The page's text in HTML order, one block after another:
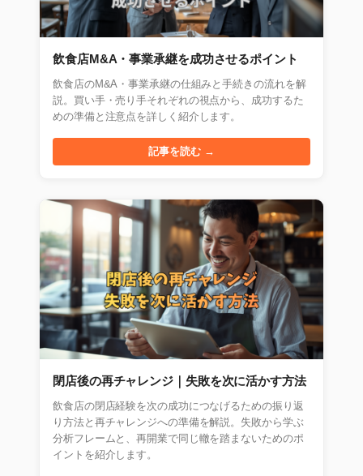
飲食店M&A・事業承継を成功させるポイント
飲食店のM&A・事業承継の仕組みと手続きの流れを解
説。買い手・売り手それぞれの視点から、成功するた
めの準備と注意点を詳しく紹介します。
記事を読む →
閉店後の再チャレンジ｜失敗を次に活かす方法
飲食店の閉店経験を次の成功につなげるための振り返
り方法と再チャレンジへの準備を解説。失敗から学ぶ
分析フレームと、再開業で同じ轍を踏まないためのポ
イントを紹介します。